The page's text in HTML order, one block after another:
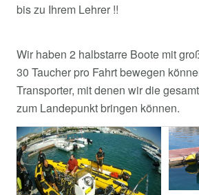
bis zu Ihrem Lehrer !!
Wir haben 2 halbstarre Boote mit
30 Taucher pro Fahrt bewegen
Transporter, mit denen wir die
zum Landepunkt bringen können.